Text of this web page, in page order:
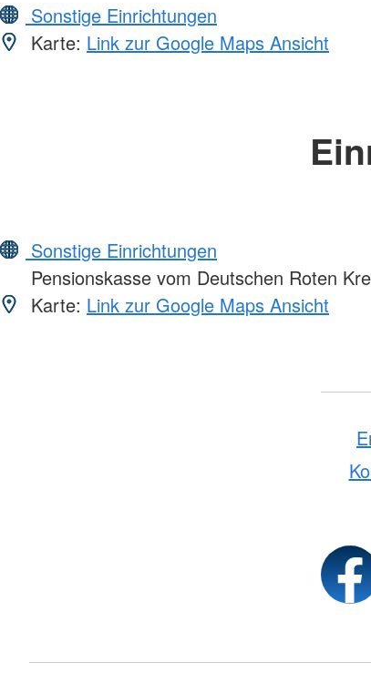
Sonstige Einrichtungen
Karte: Link zur Google Maps Ansicht
Sonstige Einrichtungen
Pensionskasse vom Deutschen Roten
Karte: Link zur Google Maps Ansicht